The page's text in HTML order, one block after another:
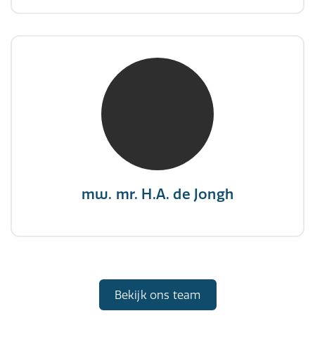
mw. mr. H.A. de Jongh
mw. mr. H.A. de Jongh
NIVRE Register-Expert
"There is no elevator to succes, you need to
Bekijk ons team